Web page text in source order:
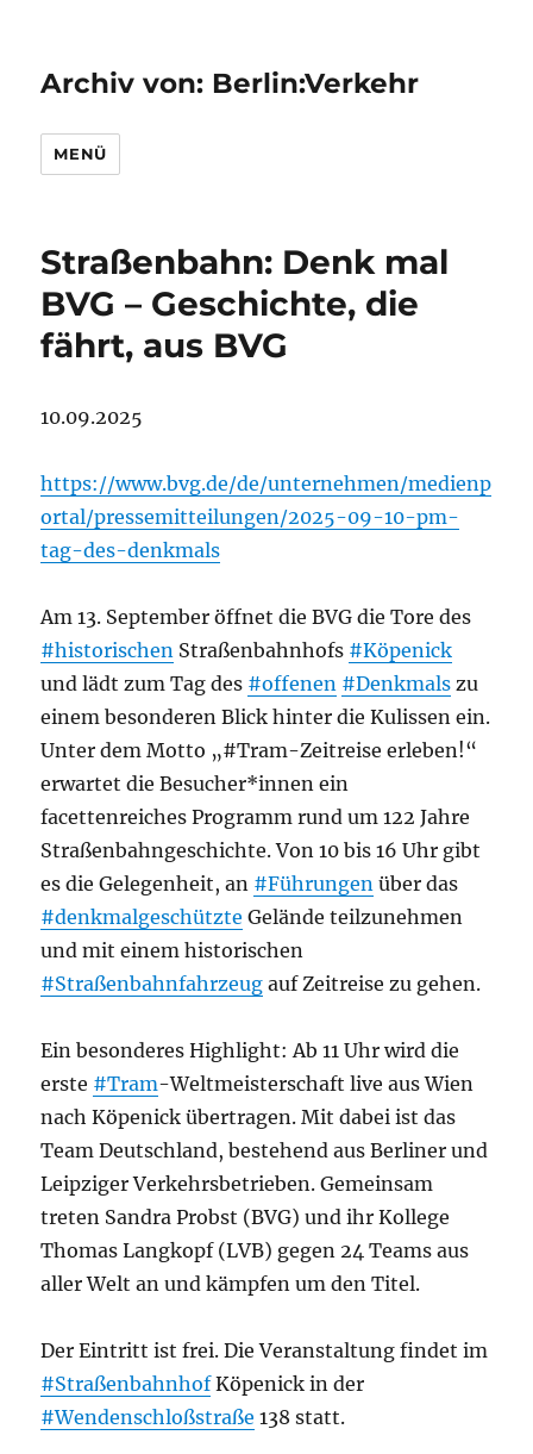
Archiv von: Berlin:Verkehr
MENÜ
Straßenbahn: Denk mal
BVG – Geschichte, die
fährt, aus BVG
10.09.2025
https://www.bvg.de/de/unternehmen/medienp
ortal/pressemitteilungen/2025-09-10-pm-
tag-des-denkmals
Am 13. September öffnet die BVG die Tore des
#historischen Straßenbahnhofs #Köpenick
und lädt zum Tag des #offenen #Denkmals zu
einem besonderen Blick hinter die Kulissen ein.
Unter dem Motto „#Tram-Zeitreise erleben!“
erwartet die Besucher*innen ein
facettenreiches Programm rund um 122 Jahre
Straßenbahngeschichte. Von 10 bis 16 Uhr gibt
es die Gelegenheit, an #Führungen über das
#denkmalgeschützte Gelände teilzunehmen
und mit einem historischen
#Straßenbahnfahrzeug auf Zeitreise zu gehen.
Ein besonderes Highlight: Ab 11 Uhr wird die
erste #Tram-Weltmeisterschaft live aus Wien
nach Köpenick übertragen. Mit dabei ist das
Team Deutschland, bestehend aus Berliner und
Leipziger Verkehrsbetrieben. Gemeinsam
treten Sandra Probst (BVG) und ihr Kollege
Thomas Langkopf (LVB) gegen 24 Teams aus
aller Welt an und kämpfen um den Titel.
Der Eintritt ist frei. Die Veranstaltung findet im
#StraßenbahnhofKöpenick in der
#Wendenschloßstraße 138 statt.